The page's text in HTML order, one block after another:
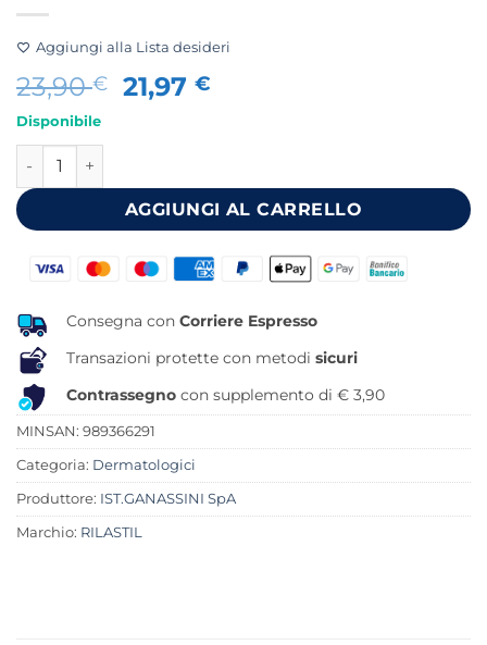
Aggiungi alla Lista desideri
23,90€
Il
23,90 €.
21,97€
21,97 €.
Disponibile
RILASTIL ACNESTIL ATTIVA+ SPF30 40 ML quantità
AGGIUNGI AL CARRELLO
Consegna con Corriere Espresso
Transazioni protette con metodi sicuri
Contrassegno con supplemento di € 3,90
MINSAN: 989366291
Categoria: Dermatologici
Produttore: IST.GANASSINI SpA
Marchio: RILASTIL